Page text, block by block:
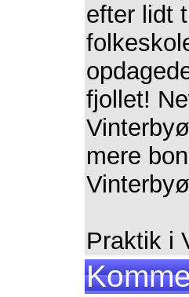
efter lidt
fjollet!
mere
Praktik i